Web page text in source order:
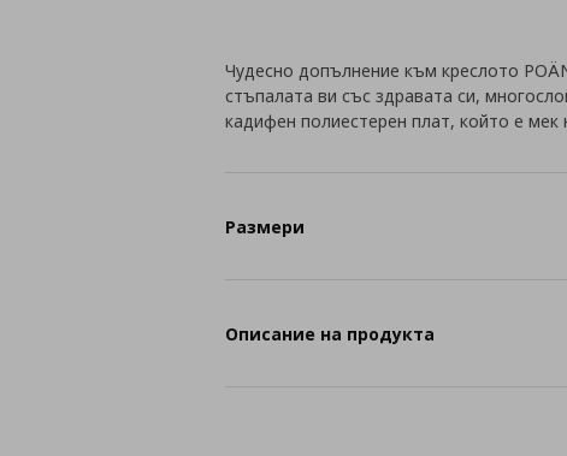
Чудесно допълнение към креслото
стъпалата ви със здравата си,
кадифен полиестерен плат, който е
Размери
Описание на продукта